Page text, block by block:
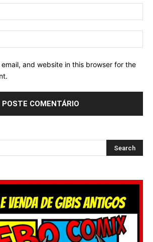
email, and website in this browser for the